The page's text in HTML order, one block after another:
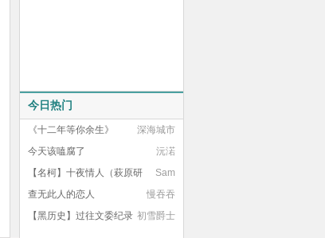
今日热门
深海城市
《十二年等你余生》
沅渃
今天该嗑腐了
Sam
【名柯】十夜情人（萩原研
二）
慢吞吞
查无此人的恋人
初雪爵士
【黑历史】过往文委纪录